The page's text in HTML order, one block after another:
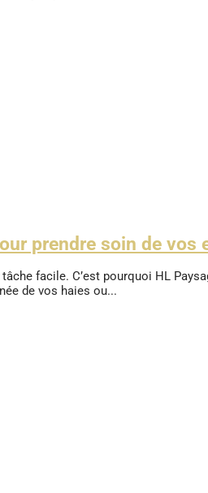
prendre soin de vos
facile. C’est pourquoi HL
de vos haies ou...